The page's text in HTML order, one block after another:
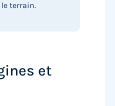
terrain.
et